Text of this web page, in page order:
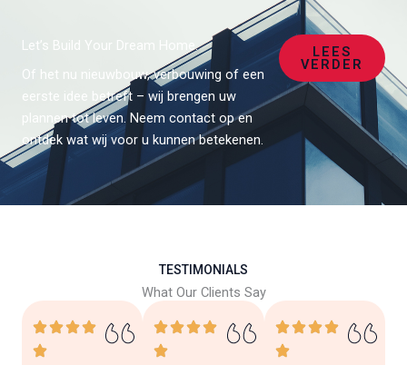
Let’s Build Your Dream Home.
Of het nu nieuwbouw, verbouwing of een
eerste idee betreft – wij brengen uw
plannen tot leven. Neem contact op en
ontdek wat wij voor u kunnen betekenen.
LEES
VERDER
TESTIMONIALS
What Our Clients Say